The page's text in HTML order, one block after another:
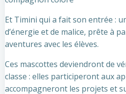
Et Timini qui a fait son entrée :
d’énergie et de malice, prête à
aventures avec les élèves.
Ces mascottes deviendront de
classe : elles participeront aux
accompagneront les projets et